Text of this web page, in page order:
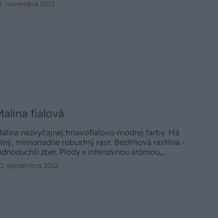
novembra 2012
fialová
nezvyčajnej tmavofialovo-modrej farby. Má
mimoriadne robustný rast. Beztŕňová rastlina -
zber. Plody s intenzívnou arómou,
pripomínajúce maliny a ostružiny, sú vhodné
priamu konzumáciu a na prípravu džemov a
septembra 2012